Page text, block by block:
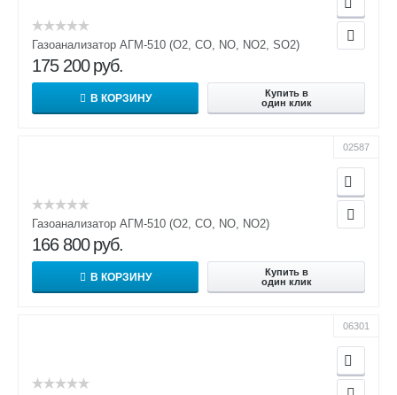
Газоанализатор АГМ-510 (О2, СО, NO, NO2, SO2)
175 200 руб.
В КОРЗИНУ
Купить в
один клик
02587
Газоанализатор АГМ-510 (О2, СО, NO, NO2)
166 800 руб.
В КОРЗИНУ
Купить в
один клик
06301